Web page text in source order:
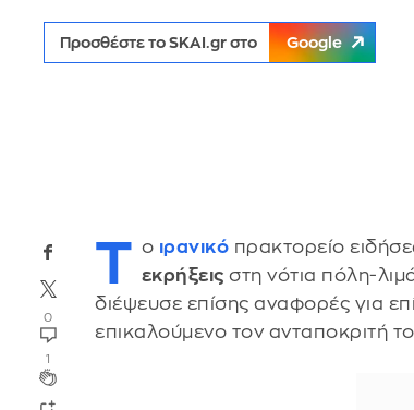
Προσθέστε το SKAI.gr στο Google
0
1
Τ ο ιρανικό πρακτορείο
εκρήξεις στη νότια πόλη-
διέψευσε επίσης αναφορές για
επικαλούμενο τον ανταποκριτή